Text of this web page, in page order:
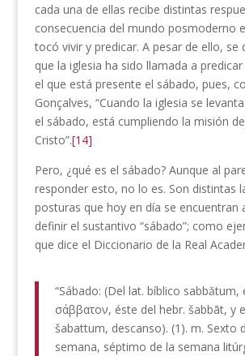
cada una de ellas recibe distintas
consecuencia del mundo posmoderno
tocó vivir y predicar. A pesar de ello, se
que la iglesia ha sido llamada a
el que está presente el sábado, pues,
Gonçalves, “Cuando la iglesia se
el sábado, está cumpliendo la misión
Cristo”.[14]
Pero, ¿qué es el sábado? Aunque al
responder esto, no lo es. Son distintas
posturas que hoy en día se encuentran
definir el sustantivo “sábado”; como
que dice el Diccionario de la Real
“Sábado: (Del lat. bíblico sabbătum,
σάββατον, éste del hebr. šabbāt, y
šabattum, descanso). (1). m. Sexto
semana, séptimo de la semana